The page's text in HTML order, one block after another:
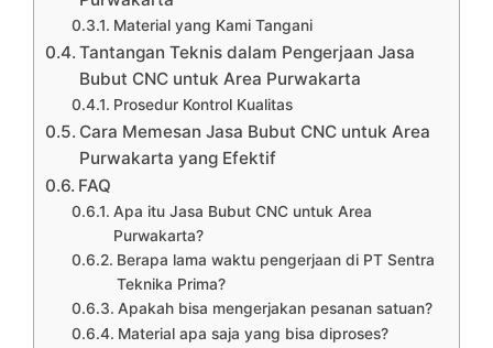
Material yang Kami Tangani
Tantangan Teknis dalam Pengerjaan Jasa
Bubut CNC untuk Area Purwakarta
Prosedur Kontrol Kualitas
Cara Memesan Jasa Bubut CNC untuk Area
Purwakarta yang Efektif
FAQ
Apa itu Jasa Bubut CNC untuk Area
Purwakarta?
Berapa lama waktu pengerjaan di PT Sentra
Teknika Prima?
Apakah bisa mengerjakan pesanan satuan?
Material apa saja yang bisa diproses?